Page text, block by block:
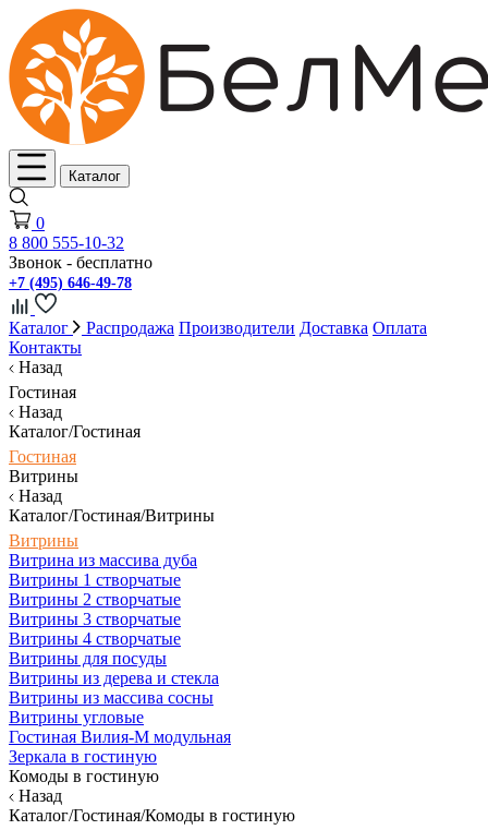
Каталог
0
8 800 555-10-32
Звонок - бесплатно
+7 (495) 646-49-78
Каталог Распродажа Производители Доставка Оплата
Контакты
Назад
Гостиная
Назад
Каталог/Гостиная
Гостиная
Витрины
Назад
Каталог/Гостиная/Витрины
Витрины
Витрина из массива дуба
Витрины 1 створчатые
Витрины 2 створчатые
Витрины 3 створчатые
Витрины 4 створчатые
Витрины для посуды
Витрины из дерева и стекла
Витрины из массива сосны
Витрины угловые
Гостиная Вилия-М модульная
Зеркала в гостиную
Комоды в гостиную
Назад
Каталог/Гостиная/Комоды в гостиную